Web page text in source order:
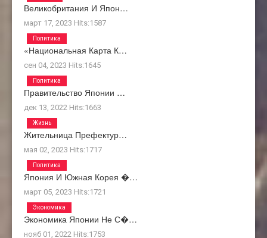
Великобритания И Япон…
март 17, 2023 Hits:1587
«Национальная Карта К…
сен 04, 2023 Hits:1645
Политика
Правительство Японии …
дек 13, 2022 Hits:1663
Политика
Жительница Префектур…
мая 02, 2023 Hits:1717
Жизнь
Япония И Южная Корея �…
март 05, 2023 Hits:1721
Политика
Экономика Японии Не С�…
нояб 01, 2022 Hits:1753
Экономика